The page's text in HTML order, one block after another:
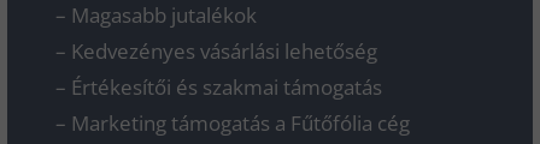
– Magasabb jutalékok
– Kedvezényes vásárlási lehetőség
– Értékesítői és szakmai támogatás
– Marketing támogatás a Fűtőfólia cég